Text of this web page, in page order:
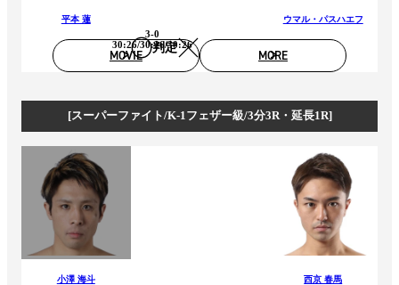
平本 蓮
判定
3-0
30:26/30:26/30:26
ウマル・パスハエフ
MOVIE MORE
[スーパーファイト/K-1フェザー級/3分3R・延長1R]
小澤 海斗 西京 春馬